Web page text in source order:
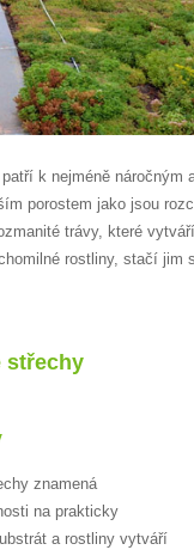
k nejméně náročným
porostem jako jsou
trávy, které
rostliny, stačí jim
střechy
znamená
na prakticky
a rostliny vytváří